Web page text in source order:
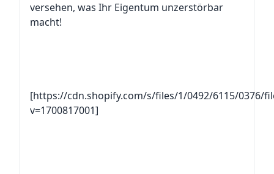
versehen, was Ihr Eigentum unzerstörbar
macht!
[https://cdn.shopify.com/s/files/1/0492/6115/0376/
v=1700817001]